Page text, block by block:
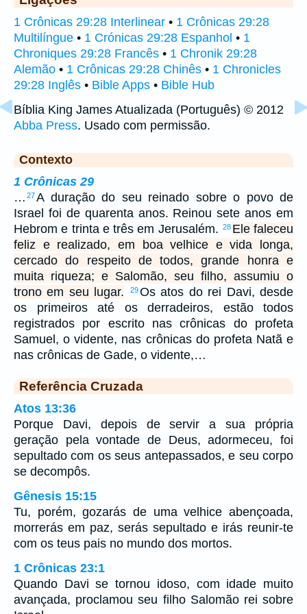
1 Crônicas 29:28 Interlinear • 1 Crônicas 29:28
Multilíngue • 1 Crónicas 29:28 Espanhol • 1
Chroniques 29:28 Francês • 1 Chronik 29:28
Alemão • 1 Crônicas 29:28 Chinês • 1 Chronicles
29:28 Inglês • Bible Apps • Bible Hub
Bíblia King James Atualizada (Português) © 2012
Abba Press. Usado com permissão.
Contexto
1 Crônicas 29
… 27A duração do seu reinado sobre o povo de
Israel foi de quarenta anos. Reinou sete anos em
Hebrom e trinta e três em Jerusalém. 28 Ele faleceu
feliz e realizado, em boa velhice e vida longa,
cercado do respeito de todos, grande honra e
muita riqueza; e Salomão, seu filho, assumiu o
trono em seu lugar.
29Os atos do rei Davi, desde
os primeiros até os derradeiros, estão todos
registrados por escrito nas crônicas do profeta
Samuel, o vidente, nas crônicas do profeta Natã e
nas crônicas de Gade, o vidente,…
Referência Cruzada
Atos 13:36
Porque Davi, depois de servir a sua própria
geração pela vontade de Deus, adormeceu, foi
sepultado com os seus antepassados, e seu corpo
se decompôs.
Gênesis 15:15
Tu, porém, gozarás de uma velhice abençoada,
morrerás em paz, serás sepultado e irás reunir-te
com os teus pais no mundo dos mortos.
1 Crônicas 23:1
Quando Davi se tornou idoso, com idade muito
avançada, proclamou seu filho Salomão rei sobre